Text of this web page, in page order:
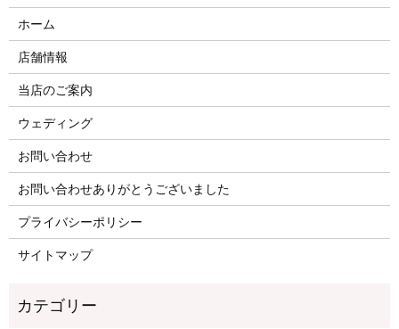
ホーム
店舗情報
当店のご案内
ウェディング
お問い合わせ
お問い合わせありがとうございました
プライバシーポリシー
サイトマップ